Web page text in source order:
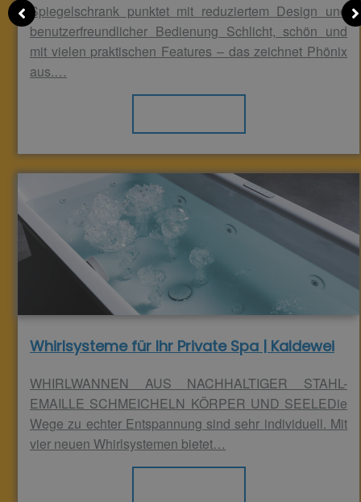
Spiegelschrank punktet mit reduziertem Design und
benutzerfreundlicher Bedienung Schlicht, schön und
mit vielen praktischen Features – das zeichnet Phönix
aus.…
Whirlsysteme für Ihr Private Spa | Kaldewei
WHIRLWANNEN AUS NACHHALTIGER STAHL-
EMAILLE SCHMEICHELN KÖRPER UND SEELEDie
Wege zu echter Entspannung sind sehr individuell. Mit
vier neuen Whirlsystemen bietet…